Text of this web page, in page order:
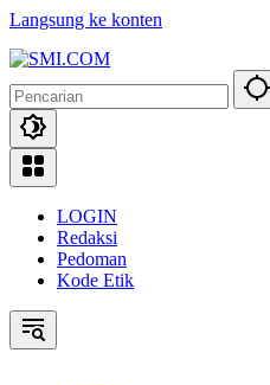
Langsung ke konten
LOGIN
Redaksi
Pedoman
Kode Etik